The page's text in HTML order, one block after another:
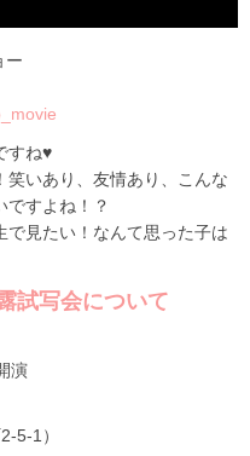
ー
すね♥
いあり、友情あり、こんな
ですよね！？
で見たい！なんて思った子は
試写会について
演
5-1）